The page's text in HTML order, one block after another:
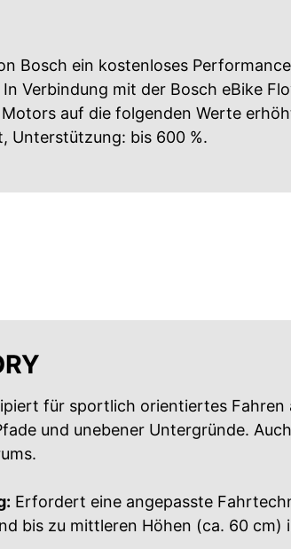
Bosch ein kostenloses
Verbindung mit der Bosch eBike
auf die folgenden Werte
Unterstützung: bis 600 %.
für sportlich orientiertes Fahren
und unebener Untergründe.
Erfordert eine angepasste
bis zu mittleren Höhen (ca. 60 cm)